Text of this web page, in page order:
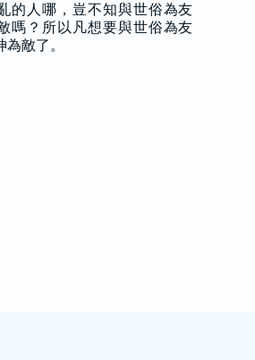
的人哪，豈不知與世俗為友
嗎？所以凡想要與世俗為友
敵了。